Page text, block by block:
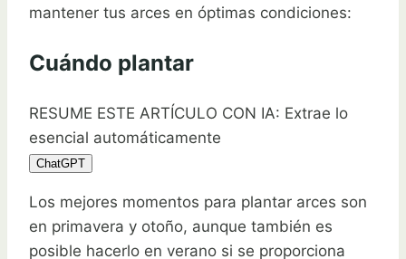
mantener tus arces en óptimas condiciones:
Cuándo plantar
RESUME ESTE ARTÍCULO CON IA: Extrae lo
esencial automáticamente
ChatGPT
Los mejores momentos para plantar arces son
en primavera y otoño, aunque también es
posible hacerlo en verano si se proporciona